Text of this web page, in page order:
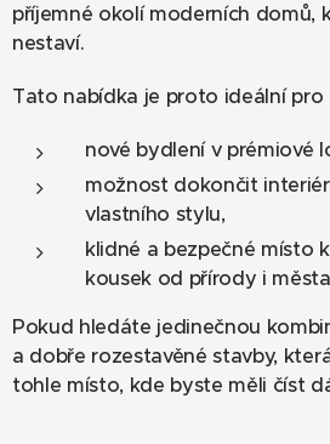
příjemné okolí moderních domů,
nestaví.
Tato nabídka je proto ideální pro
nové bydlení v prémiové
možnost dokončit
vlastního stylu,
klidné a bezpečné místo
kousek od přírody i
Pokud hledáte jedinečnou
a dobře rozestavěné stavby,
tohle místo, kde byste měli číst